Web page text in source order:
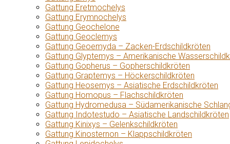
Gattung Eretmochelys
Gattung Erymnochelys
Gattung Geochelone
Gattung Geoclemys
Gattung Geoemyda – Zacken-Erdschildkröten
Gattung Glyptemys – Amerikanische
Gattung Gopherus – Gopherschildkröten
Gattung Graptemys – Höckerschildkröten
Gattung Heosemys – Asiatische Erdschildkröten
Gattung Homopus – Flachschildkröten
Gattung Hydromedusa – Südamerikanische
Gattung Indotestudo – Asiatische Landschildkröten
Gattung Kinixys – Gelenkschildkröten
Gattung Kinosternon – Klappschildkröten